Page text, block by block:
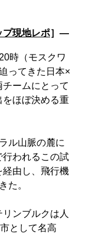
プ現地レポ］―
時（モスクワ
ってきた日本×
ームにとって
をほぼ決める重
ル山脈の麓に
行われるこの試
由し、飛行機
た。
ンブルクは人
として名高